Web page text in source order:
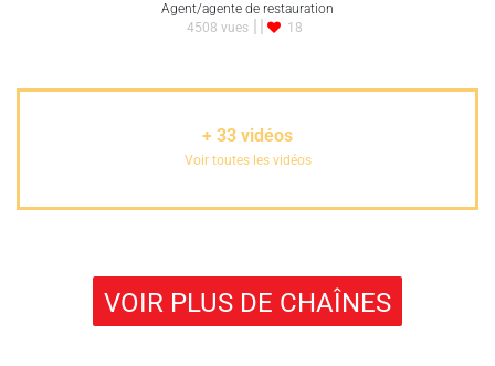
Agent/agente de restauration
4508 vues
18
+ 33 vidéos
Voir toutes les vidéos
VOIR PLUS DE CHAÎNES